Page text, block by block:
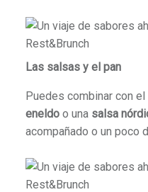
Las salsas y el pan
Puedes combinar con
eneldoo una salsa
acompañado o un poco